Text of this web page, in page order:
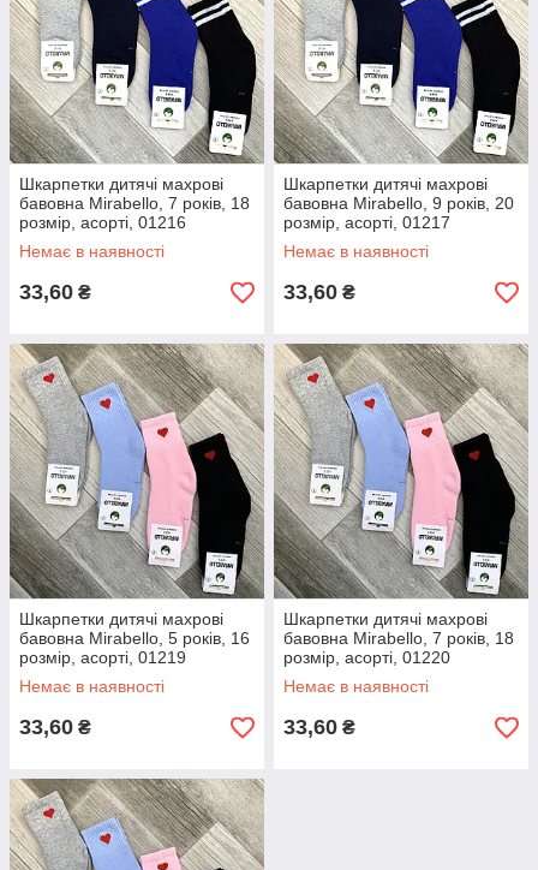
Шкарпетки дитячі махрові
бавовна Mirabello, 7 років, 18
розмір, асорті, 01216
Немає в наявності
33,60 ₴
Шкарпетки дитячі махрові
бавовна Mirabello, 9 років, 20
розмір, асорті, 01217
Немає в наявності
33,60 ₴
Шкарпетки дитячі махрові
бавовна Mirabello, 5 років, 16
розмір, асорті, 01219
Немає в наявності
33,60 ₴
Шкарпетки дитячі махрові
бавовна Mirabello, 7 років, 18
розмір, асорті, 01220
Немає в наявності
33,60 ₴